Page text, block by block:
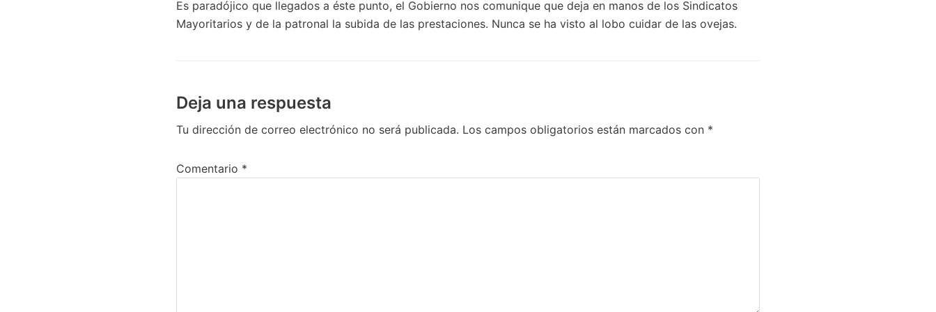
Es paradójico que llegados a éste punto, el Gobierno nos comunique que deja en manos de los Sindicatos
Mayoritarios y de la patronal la subida de las prestaciones. Nunca se ha visto al lobo cuidar de las ovejas.
Deja una respuesta
Tu dirección de correo electrónico no será publicada. Los campos obligatorios están marcados con *
Comentario *